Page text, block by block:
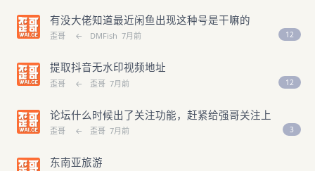
有没大佬知道最近闲鱼出现这种号是干嘛的
歪哥 ← DMFish 7月前 12
提取抖音无水印视频地址
歪哥 ← 歪哥 7月前 12
论坛什么时候出了关注功能，赶紧给强哥关注上
歪哥 ← 歪哥 7月前 3
东南亚旅游